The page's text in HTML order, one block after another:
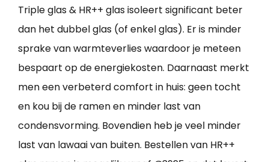
Triple glas & HR++ glas isoleert significant beter
dan het dubbel glas (of enkel glas). Er is minder
sprake van warmteverlies waardoor je meteen
bespaart op de energiekosten. Daarnaast merkt
men een verbeterd comfort in huis: geen tocht
en kou bij de ramen en minder last van
condensvorming. Bovendien heb je veel minder
last van lawaai van buiten. Bestellen van HR++